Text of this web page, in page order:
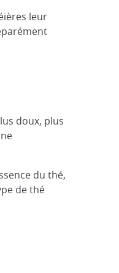
leur
doux, plus
du thé,
de thé